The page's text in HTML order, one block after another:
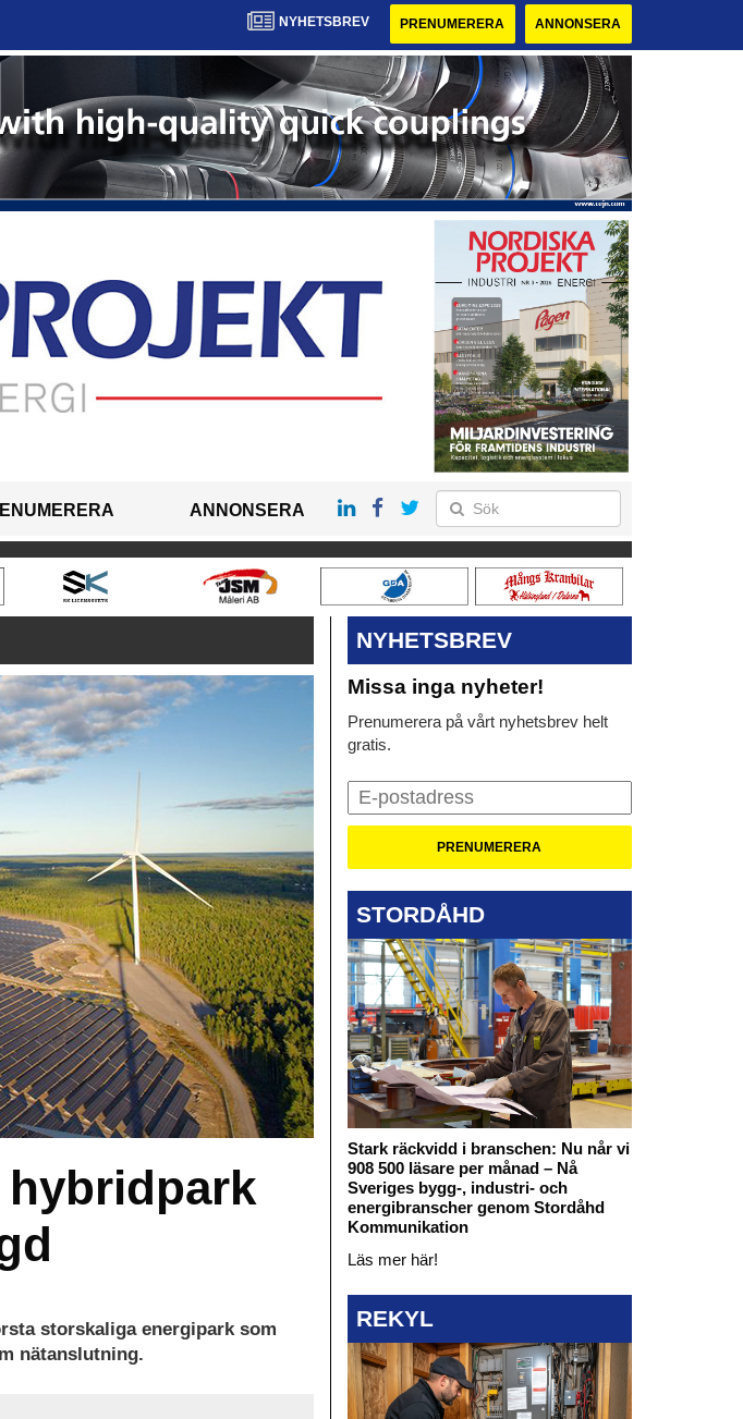
NYHETSBREV PRENUMERERA ANNONSERA
ANNONSERA
storskaliga energipark som
nätanslutning.
NYHETSBREV
Missa inga nyheter!
Prenumerera på vårt nyhetsbrev helt
gratis.
STORDÅHD
Stark räckvidd i branschen: Nu når vi
908 500 läsare per månad – Nå
Sveriges bygg-, industri- och
energibranscher genom Stordåhd
Kommunikation
Läs mer här!
REKYL